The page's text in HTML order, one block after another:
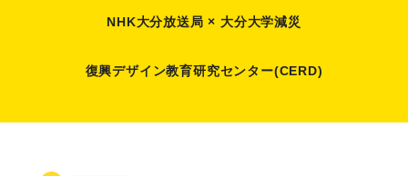
NHK大分放送局 × 大分大学減災
復興デザイン教育研究センター(CERD)